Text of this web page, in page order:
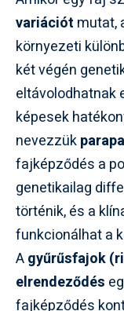
variációt mutat,
környezeti
két végén
eltávolodhatnak
képesek
nevezzük
fajképződés a
genetikailag
történik, és a
funkcionálhat a
Agyűrűsfajok
elrendeződés
fajképződés